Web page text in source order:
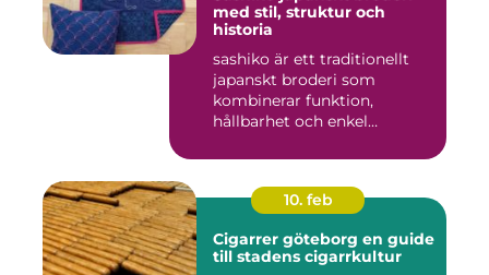
med stil, struktur och
historia
sashiko är ett traditionellt
japanskt broderi som
kombinerar funktion,
hållbarhet och enkel
10. feb
Cigarrer göteborg en guide
till stadens cigarrkultur